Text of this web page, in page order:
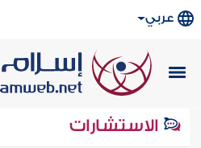
عربي
الاستشارات